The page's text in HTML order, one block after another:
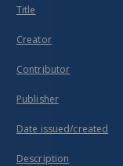
Title
Creator
Contributor
Publisher
Date issued/created
Description